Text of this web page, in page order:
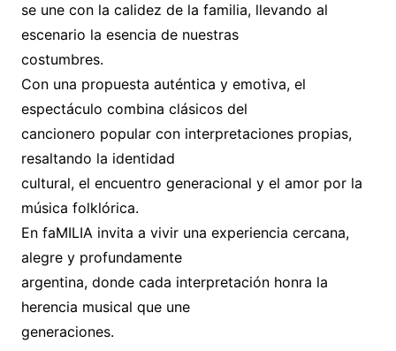
se une con la calidez de la familia, llevando al
escenario la esencia de nuestras
costumbres.
Con una propuesta auténtica y emotiva, el
espectáculo combina clásicos del
cancionero popular con interpretaciones propias,
resaltando la identidad
cultural, el encuentro generacional y el amor por la
música folklórica.
En faMILIA invita a vivir una experiencia cercana,
alegre y profundamente
argentina, donde cada interpretación honra la
herencia musical que une
generaciones.